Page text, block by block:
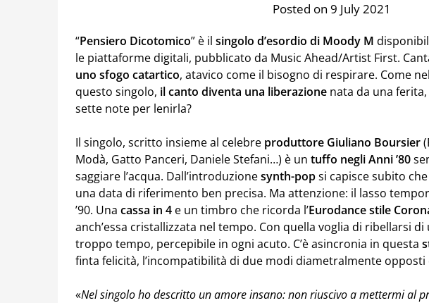
Posted on 9 July 2021
“Pensiero Dicotomico” è il singolo d’esordio di Moody M
le piattaforme digitali, pubblicato da Music Ahead/Artist First.
uno sfogo catartico, atavico come il bisogno di respirare. Come
questo singolo, il canto diventa una liberazione nata da una
sette note per lenirla?
Il singolo, scritto insieme al celebre produttore Giuliano Boursier
Modà, Gatto Panceri, Daniele Stefani…) è un tuffo negli Anni ’80
saggiare l’acqua. Dall’introduzionesynth-popsi capisce subito
una data di riferimento ben precisa. Ma attenzione: il lasso
’90. Una cassa in 4 e un timbro che ricorda l’Eurodance stile
anch’essa cristallizzata nel tempo. Con quella voglia di ribellarsi
troppo tempo, percepibile in ogni acuto. C’è asincronia in questa
finta felicità, l’incompatibilità di due modi diametralmente
«Nel singolo ho descritto un amore insano: non riuscivo a mettermi al